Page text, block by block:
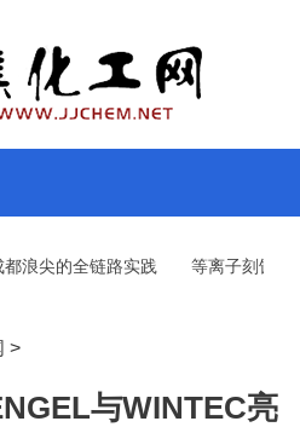
全链路实践 等离子刻蚀机厂家直
>
与WINTEC亮